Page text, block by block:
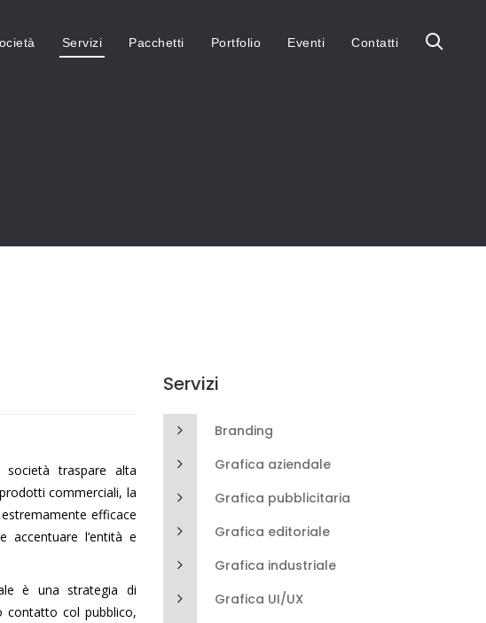
Servizi Pacchetti Portfolio Eventi Contatti
traspare alta
commerciali, la
efficace
l’entità e
è una strategia di
contatto col pubblico,
Servizi
Branding
Grafica aziendale
Grafica pubblicitaria
Grafica editoriale
Grafica industriale
Grafica UI/UX